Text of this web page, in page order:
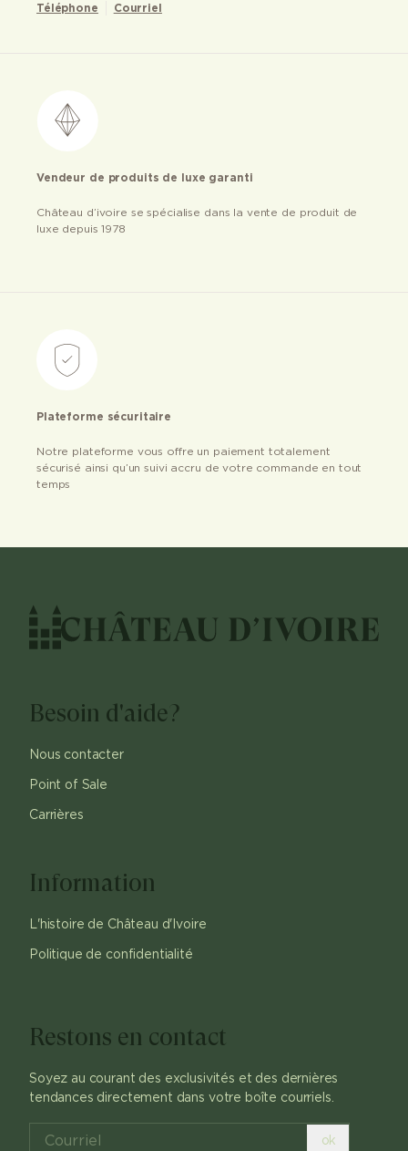
Téléphone Courriel
Vendeur de produits de luxe garanti
Château d’ivoire se spécialise dans la vente de produit de
luxe depuis 1978
Plateforme sécuritaire
Notre plateforme vous offre un paiement totalement
sécurisé ainsi qu’un suivi accru de votre commande en tout
temps
Besoin d'aide?
Nous contacter
Point of Sale
Carrières
Information
L'histoire de Château d'Ivoire
Politique de confidentialité
Restons en contact
Soyez au courant des exclusivités et des dernières
tendances directement dans votre boîte courriels.
ok